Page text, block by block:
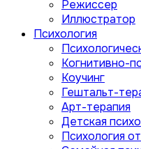
Режиссер
Иллюстратор
Психология
Когнитивно-
Коучинг
Гештальт-
Арт-терапия
Детская
Психология